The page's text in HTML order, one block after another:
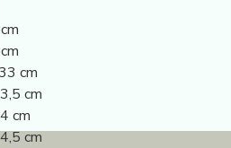
cm
cm
cm
cm